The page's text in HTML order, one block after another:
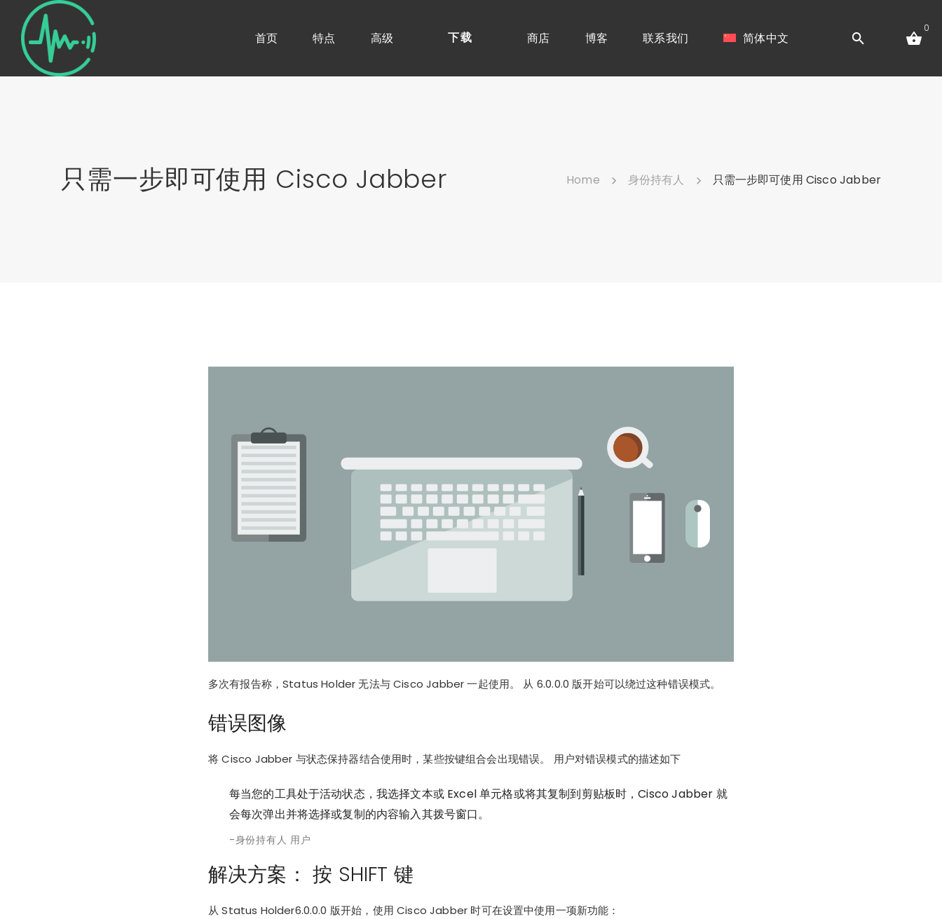
首页 特点 高级 下载 商店 博客 联系我们 简体中文
0
只需一步即可使用 Cisco Jabber Home 身份持有人 只需一步即可使用 Cisco Jabber
多次有报告称，Status Holder 无法与 Cisco Jabber 一起使用。 从 6.0.0.0 版开始可以绕过这种错误模式。
错误图像
将 Cisco Jabber 与状态保持器结合使用时，某些按键组合会出现错误。 用户对错误模式的描述如下
每当您的工具处于活动状态，我选择文本或 Excel 单元格或将其复制到剪贴板时，Cisco Jabber 就
会每次弹出并将选择或复制的内容输入其拨号窗口。
身份持有人 用户
解决方案： 按 SHIFT 键
从 Status Holder6.0.0.0 版开始，使用 Cisco Jabber 时可在设置中使用一项新功能：